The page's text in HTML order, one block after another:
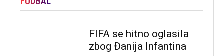
FIFA se hitno oglasila
zbog Đanija Infantina